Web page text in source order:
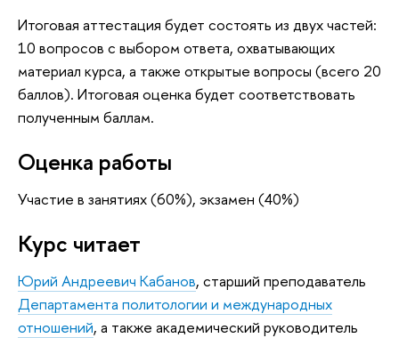
Итоговая аттестация будет состоять из двух частей:
10 вопросов с выбором ответа, охватывающих
материал курса, а также открытые вопросы (всего 20
баллов). Итоговая оценка будет соответствовать
полученным баллам.
Оценка работы
Участие в занятиях (60%), экзамен (40%)
Курс читает
Юрий Андреевич Кабанов, старший преподаватель
Департамента политологии и международных
отношений, а также академический руководитель